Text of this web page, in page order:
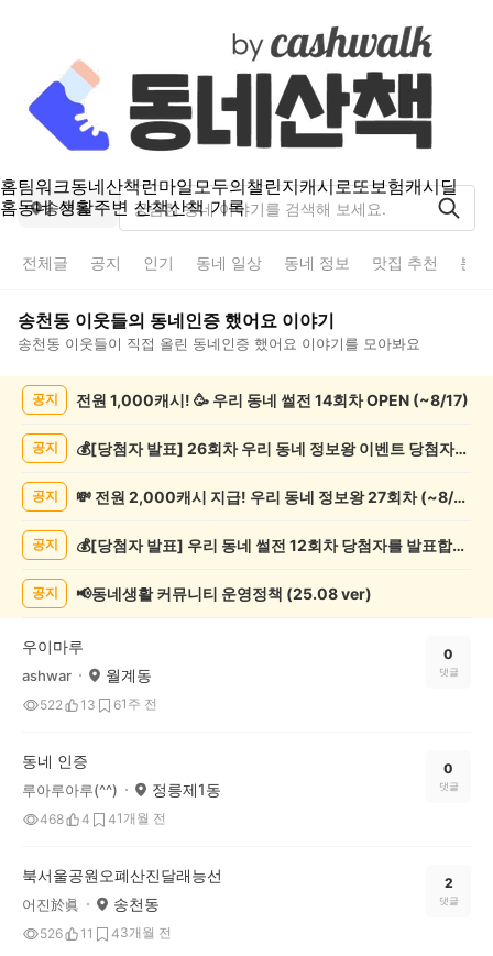
홈팀워크동네산책런마일모두의챌린지캐시로또보험캐시딜
홈동네 생활주변 산책산책 기록
송천동
전체글 공지 인기 동네 일상 동네 정보 맛집 추천 분
송천동 이웃들의 동네인증 했어요 이야기
송천동 이웃들이 직접 올린 동네인증 했어요 이야기를 모아봐요
시
공지 전원 1,000캐시! 🥳 우리 동네 썰전 14회차 OPEN (~8/17)
공지 💰[당첨자 발표] 26회차 우리 동네 정보왕 이벤트 당첨자를 발표합니다!
공지 💸 전원 2,000캐시 지급! 우리 동네 정보왕 27회차 (~8/10)
공지 💰[당첨자 발표] 우리 동네 썰전 12회차 당첨자를 발표합니다!
공지 📢동네생활 커뮤니티 운영정책 (25.08 ver)
우이마루
ashwar 월계동
522 13 61주 전
0
댓글
동네 인증
루아루아루(^^) 정릉제1동
468 4 41개월 전
0
댓글
북서울공원오폐산진달래능선
어진於眞 송천동
526 11 43개월 전
2
댓글